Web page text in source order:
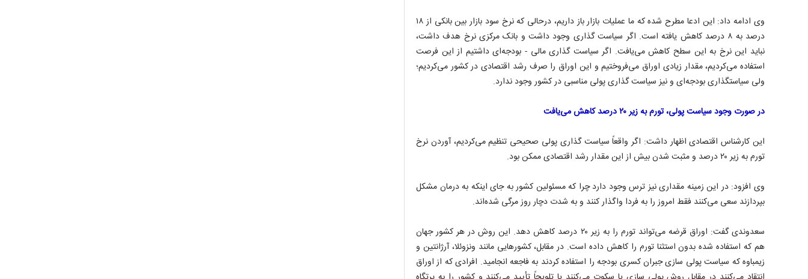
وی ادامه داد: این ادعا مطرح شده که ما عملیات بازار باز داریم، درحالی که نرخ سود بازار بین بانکی از ۱۸
درصد به ۸ درصد کاهش یافته است. اگر سیاست گذاری وجود داشت و بانک مرکزی نرخ هدف داشت،
نباید این نرخ به این سطح کاهش می‌یافت. اگر سیاست گذاری مالی - بودجه‌ای داشتیم از این فرصت
استفاده می‌کردیم، مقدار زیادی اوراق می‌فروختیم و این اوراق را صرف رشد اقتصادی در کشور می‌کردیم؛
ولی سیاستگذاری بودجه‌ای و نیز سیاست گذاری پولی مناسبی در کشور وجود ندارد.
در صورت وجود سیاست پولی، تورم به زیر ۲۰ درصد کاهش می‌یافت
این کارشناس اقتصادی اظهار داشت: اگر واقعاً سیاست گذاری پولی صحیحی تنظیم می‌کردیم، آوردن نرخ
تورم به زیر ۲۰ درصد و مثبت شدن بیش از این مقدار رشد اقتصادی ممکن بود.
وی افزود: در این زمینه مقداری نیز ترس وجود دارد چرا که مسئولین کشور به جای اینکه به درمان مشکل
بپردازند سعی می‌کنند فقط امروز را به فردا واگذار کنند و به شدت دچار روز مرگی شده‌اند.
سعدوندی گفت: اوراق قرضه می‌تواند تورم را به زیر ۲۰ درصد کاهش دهد. این روش در هر کشور جهان
هم که استفاده شده بدون استثنا تورم را کاهش داده است. در مقابل، کشورهایی مانند ونزوئلا، آرژانتین و
زیمباوه که سیاست پولی سازی جبران کسری بودجه را استفاده کردند به فاجعه انجامید. افرادی که از اوراق